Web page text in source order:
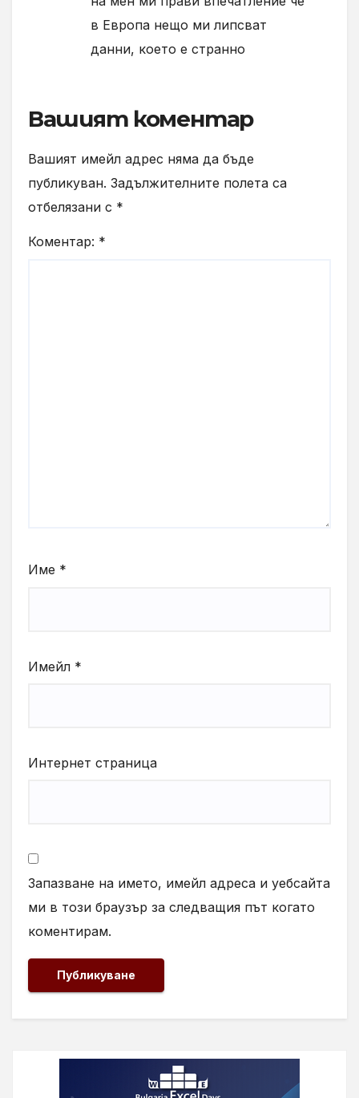
в Европа нещо ми липсват
данни, което е странно
Вашият коментар
Вашият имейл адрес няма да бъде
публикуван. Задължителните полета са
отбелязани с *
Коментар: *
Име *
Имейл *
Интернет страница
Запазване на името, имейл адреса и уебсайта
ми в този браузър за следващия път когато
коментирам.